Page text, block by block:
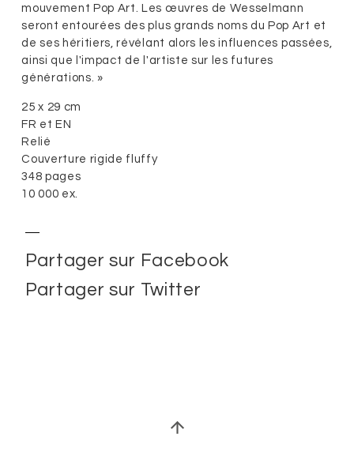
mouvement Pop Art. Les œuvres de Wesselmann
seront entourées des plus grands noms du Pop Art et
de ses héritiers, révélant alors les influences passées,
ainsi que l'impact de l'artiste sur les futures
générations. »
25 x 29 cm
FR et EN
Relié
Couverture rigide fluffy
348 pages
10 000 ex.
Partager sur Facebook
Partager sur Twitter